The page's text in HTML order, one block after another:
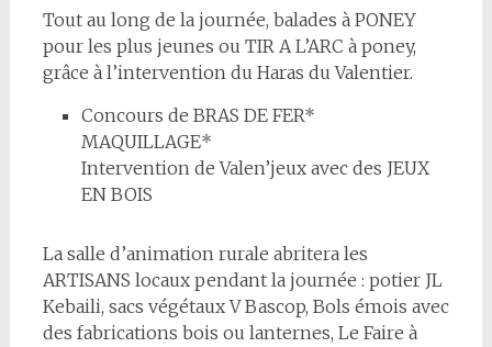
Tout au long de la journée, balades à PONEY
pour les plus jeunes ou TIR A L’ARC à poney,
grâce à l’intervention du Haras du Valentier.
Concours de BRAS DE FER*
MAQUILLAGE*
Intervention de Valen’jeux avec des JEUX
EN BOIS
La salle d’animation rurale abritera les
ARTISANS locaux pendant la journée : potier JL
Kebaili, sacs végétaux V Bascop, Bols émois avec
des fabrications bois ou lanternes, Le Faire à